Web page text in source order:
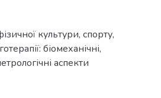
культури, спорту,
біомеханічні,
аспекти